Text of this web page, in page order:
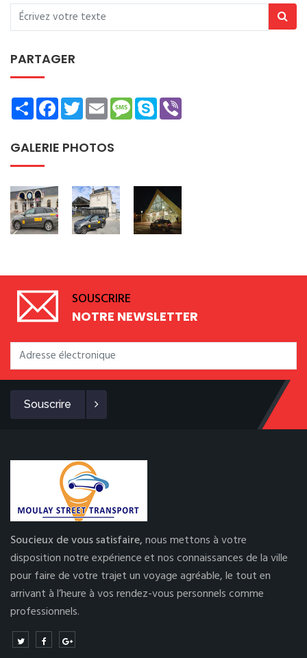
PARTAGER
ShareFacebookTwitterEmailMessage
Skype
GALERIE PHOTOS
SOUSCRIRE
NOTRE NEWSLETTER
Souscrire
Soucieux de vous satisfaire,nous mettons à votre
disposition notre expérience et nos connaissances de la ville
pour faire de votre trajet un voyage agréable, le tout en
arrivant à l’heure à vos rendez-vous personnels comme
professionnels.